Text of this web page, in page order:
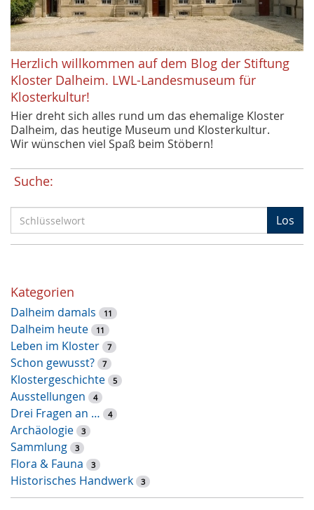
Herzlich willkommen auf dem Blog der Stiftung
Kloster Dalheim. LWL-Landesmuseum für
Klosterkultur!
Hier dreht sich alles rund um das ehemalige Kloster
Dalheim, das heutige Museum und Klosterkultur.
Wir wünschen viel Spaß beim Stöbern!
Suche:
c
h
s
s
e
l
w
o
r
t
-
S
u
c
h
Los
Kategorien
Dalheim damals 11
Dalheim heute 11
Leben im Kloster 7
Schon gewusst? 7
Klostergeschichte 5
Ausstellungen 4
Drei Fragen an … 4
Archäologie 3
Sammlung 3
Flora & Fauna 3
Historisches Handwerk 3